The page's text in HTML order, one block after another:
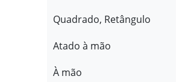
Quadrado, Retângulo
Atado à mão
À mão